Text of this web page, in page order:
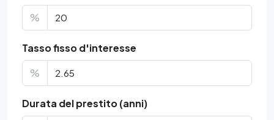
%
Tasso fisso d'interesse
%
Durata del prestito (anni)